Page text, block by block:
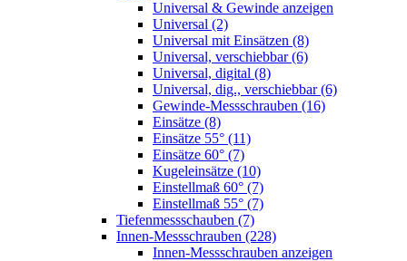
Universal & Gewinde anzeigen
Universal (2)
Universal mit Einsätzen (8)
Universal, verschiebbar (6)
Universal, digital (8)
Universal, dig., verschiebbar (6)
Gewinde-Messschrauben (16)
Einsätze (8)
Einsätze 55° (11)
Einsätze 60° (7)
Kugeleinsätze (10)
Einstellmaß 60° (7)
Einstellmaß 55° (7)
Tiefenmessschauben (7)
Innen-Messschrauben (228)
Innen-Messschrauben anzeigen